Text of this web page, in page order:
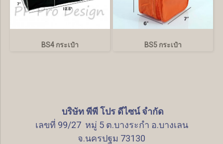
BS4 กระเป๋า BS5 กระเป๋า
บริษัท พีพี โปร ดีไซน์ จำกัด
เลขที่ 99/27 หมู่ 5 ต.บางระกำ อ.บางเลน
จ.นครปฐม 73130